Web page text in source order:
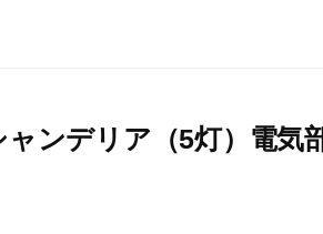
ャンデリア（5灯）電気